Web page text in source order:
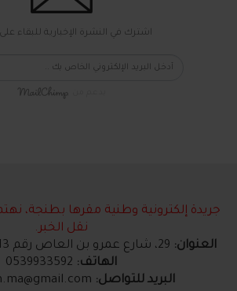
اشترك في النشرة الإخبارية للبقاء
جريدة إلكترونية وطنية مقرها بطنجة،
نقل الخبر.
العنوان:
الهاتف:
البريد للتواصل: